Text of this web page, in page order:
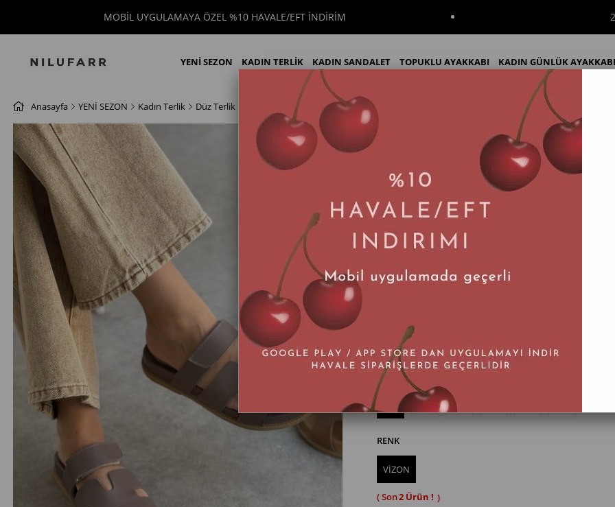
MOBİL UYGULAMAYA ÖZEL %10 HAVALE/EFT İNDİRİM 2000₺
YENİ SEZON KADIN TERLİK KADIN SANDALET TOPUKLU AYAKKABI KADIN GÜNLÜK AYAKKABI
KADIN BOT
Anasayfa YENİ SEZON Kadın Terlik Düz Terlik Bini Vizon Hakiki Deri Bantlı Kadın Terlik
Bini Vizon Hakiki Deri Bantlı Kadın Terlik
Tahmini Teslim Süresi : 2 İş Günü
$71.40
Renk Seçenekleri
BEDEN
2
37 38
RENK
VİZON